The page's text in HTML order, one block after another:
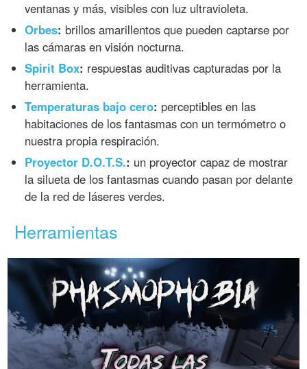
ventanas y más, visibles con luz ultravioleta.
Orbes: brillos amarillentos que pueden captarse por
las cámaras en visión nocturna.
Spirit Box: respuestas auditivas capturadas por la
herramienta.
Temperaturas bajo cero: perceptibles en las
habitaciones de los fantasmas con un termómetro o
nuestra propia respiración.
Proyector D.O.T.S.: un proyector capaz de mostrar
la silueta de los fantasmas cuando pasan por delante
de la red de láseres verdes.
Herramientas